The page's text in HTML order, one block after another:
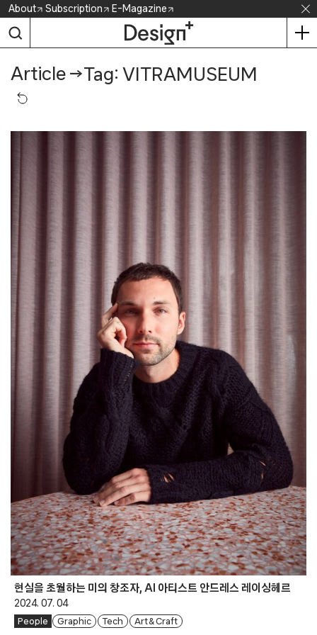
Skip
content
About Subscription E-Magazine
Article →Tag: VITRAMUSEUM
현실을 초월하는 미의 창조자, AI 아티스트 안드레스 레이싱헤르
2024. 07. 04
People Graphic Tech Art & Craft